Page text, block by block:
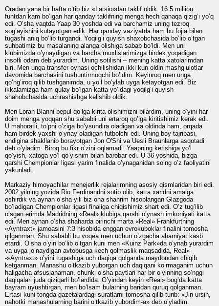
Oradan yana bir hafta o’tib biz «Latsio»dan taklif oldik. 16.5 million
funtdan kam bo’lgan har qanday taklifning menga hech qanaqa qizig’i yo’q
edi. O’sha vaqtda Yaap 30 yoshda edi va barchamiz uning tezroq
sog’ayishini kutayotgan edik. Har qanday vaziyatda ham bu fojia bilan
tugashi aniq bo’lib turgandi. Yoqilg’i quyish shaxobchasida bo’lib o’tgan
suhbatimiz bu masalaning alanga olishiga sabab bo’ldi. Men uni
klubimizda o’ynaydigan va barcha muxlislarimizga birdek yoqadigan
insofli odam deb yurardim. Uning sotilishi – mening katta xatolarimdan
biri. Men unga transfer oynasi ochilishidan ikki kun oldin mashg’ulotlar
davomida barchasini tushuntirmoqchi bo’ldim. Keyinroq men unga
qo’ng’iroq qilib tushganimda, u yo’l bo’ylab uyga ketayotgan edi. Biz
ikkalamizga ham qulay bo’lgan katta yo’ldagi yoqilg’i quyish
shahobchasida uchrashishga kelishib oldik.
Men Loran Blanni bepul qo’lga kirita olishimizni bilardim, uning o’yini har
doim menga yoqqan shu sababli uni ertaroq qo’lga kiritishimiz kerak edi.
U mahoratli, to’pni o’ziga bo’ysundira oladigan va oldinda ham, orqada
ham birdek yaxshi o’ynay oladigan futbolchi edi. Uning boy tajribasi,
endigina shakllanib borayotgan Jon O'Shi va Uesli Braunlarga asqotadi
deb o’yladim. Biroq bu fikr o’zini oqlamadi. Yaapning ketishiga yo’l
qo’yish, xatoga yo’l qo’yishim bilan barobar edi. U 36 yoshida, bizga
qarshi Chempionlar ligasi yarim finalida o’ynaganidan so’ng o’z faoliyatini
yakunladi.
Markaziy himoyachilar menejerlik rejalarimning asosiy qismlaridan biri edi.
2002 yilning yozida Rio Ferdinandni sotib olib, katta xaridni amalga
oshirdik va aynan o’sha yili biz ona shahrim hisoblangan Glazgoda
bo’ladigan Chempionlar ligasi finaliga chiqishimiz shart edi. O’z tug’ilib
o’sgan erimda Madridning «Real» klubiga qarshi o’ynash imkoniyati katta
edi. Men aynan o’sha shaharda birinchi marta «Real» Frankfurtning
«Ayntraxt» jamoasini 7:3 hisobida enggan evrokuboklar finalini tomosha
qilganman. Shu sababli bu voqea men uchun o’zgacha ahamiyat kasb
etardi. O’sha o’yin bo’lib o’tgan kuni men «Kuinz Park»da o’ynab yurardim
va uyga jo’naydigan avtobusga kech qolmaslik maqsadida, Real»
-»Ayntraxt» o’yini tugashiga uch daqiqa qolganda maydondan chiqib
ketganman. Manashu o’tkazib yuborgan uch daqiqani ko’rmaganim uchun
haligacha afsuslanaman, chunki o’sha paytlari har bir o’yinning so’nggi
daqiqalari juda qiziqarli bo’lardida. O’yindan keyin «Real» bog’da katta
bayram uyushtirgan, men bo’lsam bularning baridan quruq qolganman.
Ertasi kuni tongda gazetalardagi suratlarni tomosha qilib turib: «Jin ursin,
nahotki manashularning barini o’tkazib yubordim-a» deb o’yladim.